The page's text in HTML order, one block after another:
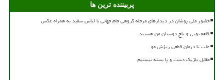
پربیننده ترین ها
حضور ملی پوشان در دیدارهای مرحله گروهی جام جهانی با لباس سفید به همراه عکس
قلعه نویی و تاج دوستان من هستند
علت تا درمان قطعی ریزش مو
مقابل بلژیک دست و پا بسته نیستیم